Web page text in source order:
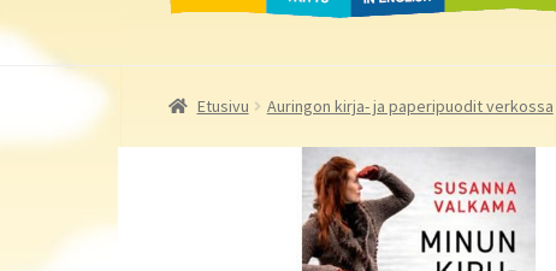
Etusivu Auringon kirja- ja paperipuodit verkossa